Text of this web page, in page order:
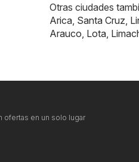
Otras ciudades
Arica Santa Cruz
Arauco Lota
en un solo lugar